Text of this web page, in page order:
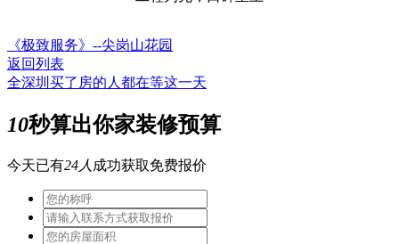
《极致服务》--尖岗山花园
返回列表
全深圳买了房的人都在等这一天
10秒算出你家装修预算
今天已有24人 成功获取免费报价